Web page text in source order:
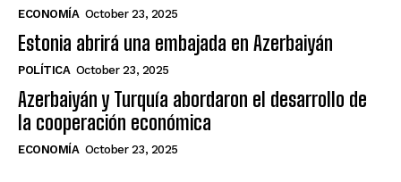
ECONOMÍA October 23, 2025
Estonia abrirá una embajada en Azerbaiyán
POLÍTICA October 23, 2025
Azerbaiyán y Turquía abordaron el desarrollo de
la cooperación económica
ECONOMÍA October 23, 2025